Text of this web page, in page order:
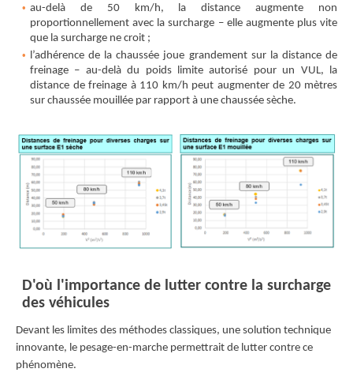
au-delà de 50 km/h, la distance augmente non
proportionnellement avec la surcharge – elle augmente plus vite
que la surcharge ne croit ;
l’adhérence de la chaussée joue grandement sur la distance de
freinage – au-delà du poids limite autorisé pour un VUL, la
distance de freinage à 110 km/h peut augmenter de 20 mètres
sur chaussée mouillée par rapport à une chaussée sèche.
D'où l'importance de lutter contre la surcharge
des véhicules
Devant les limites des méthodes classiques, une solution technique
innovante, le pesage-en-marche permettrait de lutter contre ce
phénomène.